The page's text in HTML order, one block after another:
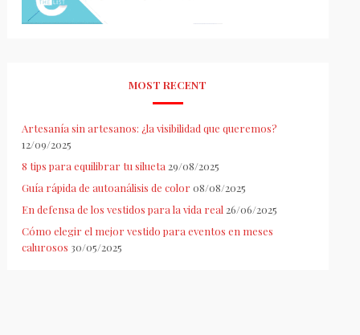
MOST RECENT
Artesanía sin artesanos: ¿la visibilidad que queremos?
12/09/2025
8 tips para equilibrar tu silueta 29/08/2025
Guía rápida de autoanálisis de color 08/08/2025
En defensa de los vestidos para la vida real 26/06/2025
Cómo elegir el mejor vestido para eventos en meses
calurosos 30/05/2025